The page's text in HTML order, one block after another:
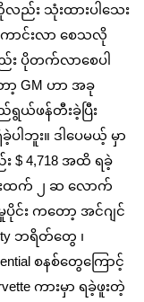
လည်း သုံးထားပါသေး
ောင်းလာ စေသလို
း ပိုတက်လာစေပါ
GM ဟာ အခု
ယ်ဖန်တီးခဲ့ပြီး
ပါဘူး။ ဒါပေမယ့် မှာ
4,718 အထိ ရခဲ့
းထက် ၂ ဆ လောက်
ပိုင်း ကတော့ အင်ဂျင်
ဘရိတ်တွေ ၊
စနစ်တွေကြောင့်
ကားမှာ ရခဲ့ဖူးတဲ့